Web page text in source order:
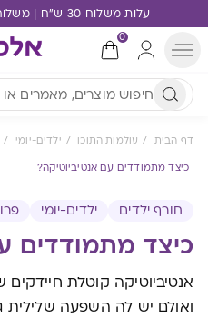
עלות משלוח 30 ש"ח | משלוח חינם ברכישה מעל 249 ₪
0
דף הבית עולמות התוכן ילדים-יומי
כיצד מתמודדים עם אנטיביוטיקה?
חורף ילדים ילדים-יומי
כיצד מתמודדים
אנטיביוטיקה קוטלת חיידקים
ואולם יש לה השפעה שלילית